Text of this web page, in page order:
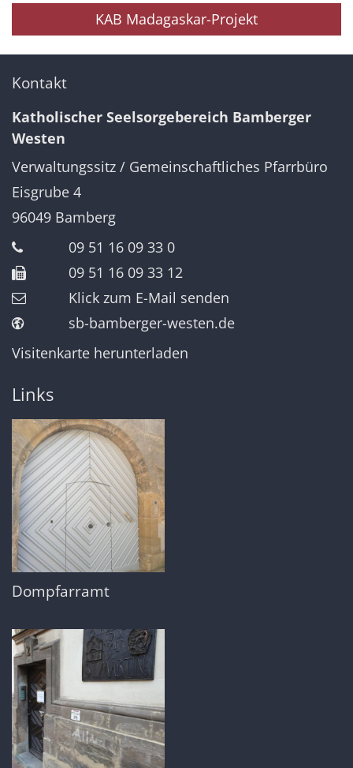
KAB Madagaskar-Projekt
Kontakt
Katholischer Seelsorgebereich Bamberger
Westen
Verwaltungssitz / Gemeinschaftliches Pfarrbüro
Eisgrube 4
96049 Bamberg
09 51 16 09 33 0
09 51 16 09 33 12
Klick zum E-Mail senden
sb-bamberger-westen.de
Visitenkarte herunterladen
Links
Dompfarramt